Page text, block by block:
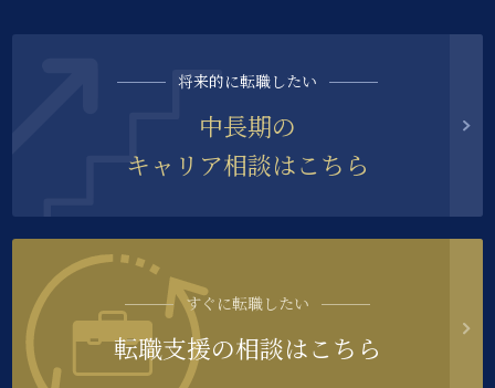
将来的に転職したい
中長期の
キャリア相談はこちら
すぐに転職したい
転職支援の相談はこちら